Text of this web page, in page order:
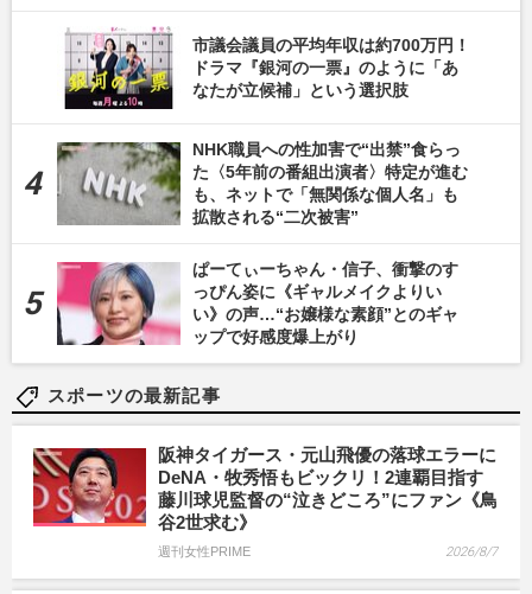
市議会議員の平均年収は約700万円！
ドラマ『銀河の一票』のように「あ
なたが立候補」という選択肢
NHK職員への性加害で“出禁”食らっ
た〈5年前の番組出演者〉特定が進む
も、ネットで「無関係な個人名」も
拡散される“二次被害”
ぱーてぃーちゃん・信子、衝撃のす
っぴん姿に《ギャルメイクよりい
い》の声…“お嬢様な素顔”とのギャ
ップで好感度爆上がり
スポーツの最新記事
阪神タイガース・元山飛優の落球エラーに
DeNA・牧秀悟もビックリ！2連覇目指す
藤川球児監督の“泣きどころ”にファン《鳥
谷2世求む》
週刊女性PRIME 2026/8/7